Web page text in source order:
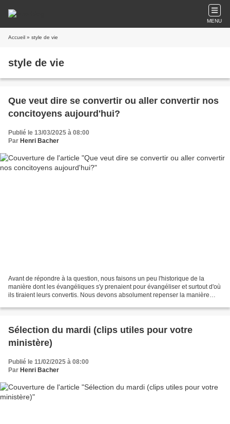
MENU
Accueil » style de vie
style de vie
Que veut dire se convertir ou aller convertir nos
concitoyens aujourd'hui?
Publié le 13/03/2025 à 08:00
Par Henri Bacher
Avant de répondre à la question, nous faisons un peu l'historique de la
manière dont les évangéliques s'y prenaient pour évangéliser et surtout d'où
ils tiraient leurs convertis. Nous devons absolument repenser la manière
Sélection du mardi (clips utiles pour votre
ministère)
Publié le 11/02/2025 à 08:00
Par Henri Bacher